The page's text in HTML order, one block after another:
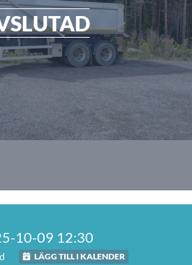
10-09 12:30
LÄGG TILL I KALENDER